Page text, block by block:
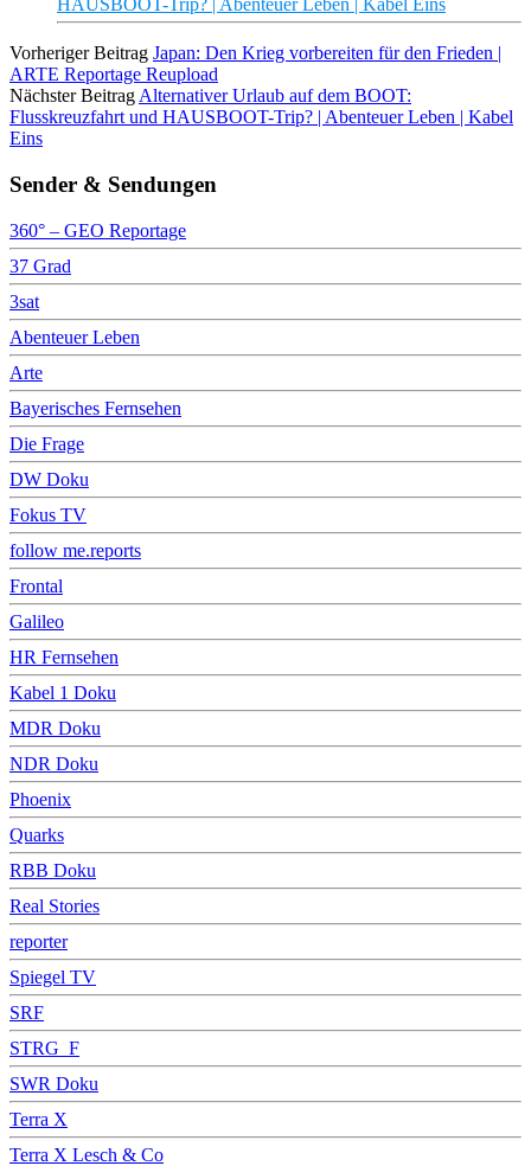
HAUSBOOT-Trip? | Abenteuer Leben | Kabel Eins
Vorheriger Beitrag Japan: Den Krieg vorbereiten für den Frieden |
ARTE Reportage Reupload
Nächster Beitrag Alternativer Urlaub auf dem BOOT:
Flusskreuzfahrt und HAUSBOOT-Trip? | Abenteuer Leben | Kabel
Eins
Sender & Sendungen
360° – GEO Reportage
37 Grad
3sat
Abenteuer Leben
Arte
Bayerisches Fernsehen
Die Frage
DW Doku
Fokus TV
follow me.reports
Frontal
Galileo
HR Fernsehen
Kabel 1 Doku
MDR Doku
NDR Doku
Phoenix
Quarks
RBB Doku
Real Stories
reporter
Spiegel TV
SRF
STRG_F
SWR Doku
Terra X
Terra X Lesch & Co